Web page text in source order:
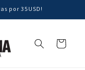
por 35USD!
Carrito